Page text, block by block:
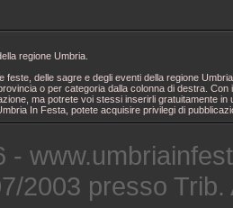
regione Umbria.
feste, delle sagre e degli eventi della regione
o per categoria dalla colonna di destra.
ma potrete voi stessi inserirli gratuitamente
In Festa, potete acquisire privilegi di
-
2003 presso